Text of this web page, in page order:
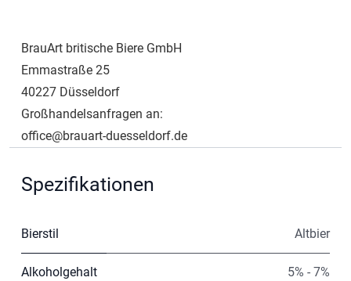
BrauArt britische Biere GmbH
Emmastraße 25
40227 Düsseldorf
Großhandelsanfragen an:
office@brauart-duesseldorf.de
Spezifikationen
Bierstil Altbier
Alkoholgehalt 5% - 7%